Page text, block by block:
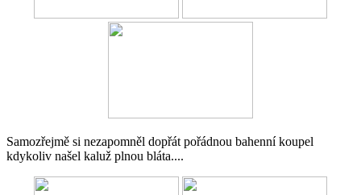
Samozřejmě si nezapomněl dopřát pořádnou bahenní koupel
kdykoliv našel kaluž plnou bláta....